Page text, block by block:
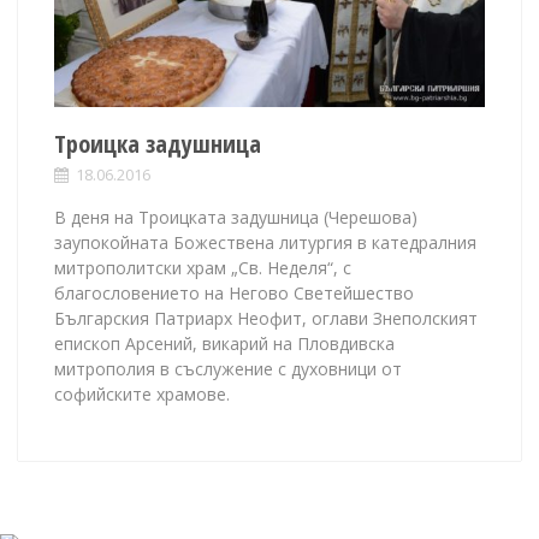
Троицка задушница
18.06.2016
В деня на Троицката задушница (Черешова)
заупокойната Божествена литургия в катедралния
митрополитски храм „Св. Неделя“, с
благословението на Негово Светейшество
Българския Патриарх Неофит, оглави Знеполският
епископ Арсений, викарий на Пловдивска
митрополия в съслужение с духовници от
софийските храмове.